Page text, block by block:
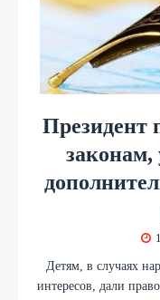
Президент
Детям, в случаях
интересов, дали